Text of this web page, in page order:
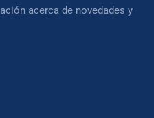
acerca de novedades y